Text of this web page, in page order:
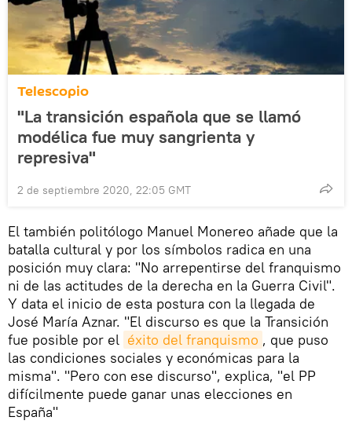
Telescopio
"La transición española que se llamó
modélica fue muy sangrienta y
represiva"
2 de septiembre 2020, 22:05 GMT
El también politólogo Manuel Monereo añade que la
batalla cultural y por los símbolos radica en una
posición muy clara: "No arrepentirse del franquismo
ni de las actitudes de la derecha en la Guerra Civil".
Y data el inicio de esta postura con la llegada de
José María Aznar. "El discurso es que la Transición
fue posible por el éxito del franquismo , que puso
las condiciones sociales y económicas para la
misma". "Pero con ese discurso", explica, "el PP
difícilmente puede ganar unas elecciones en
España"